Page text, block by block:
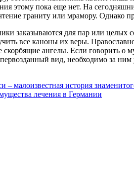
этому пока еще нет. На
граниту или мрамору. Однако
заказываются для пар или целых
все каноны их веры.
скорбящие ангелы. Если говорить
вид, необходимо за
– малоизвестная история
лечения в Германии